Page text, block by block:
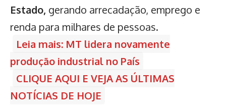
Estado, gerando arrecadação, emprego e
renda para milhares de pessoas.
Leia mais: MT lidera novamente
produção industrial no País
CLIQUE AQUI E VEJA AS ÚLTIMAS
NOTÍCIAS DE HOJE